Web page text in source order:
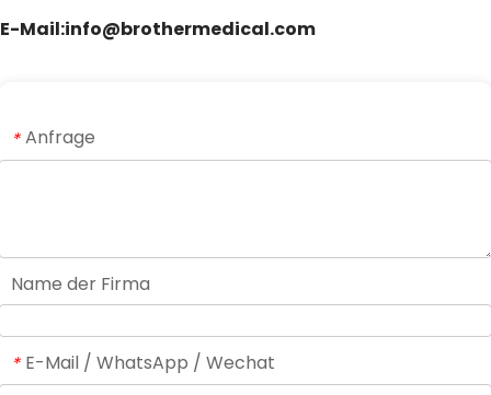
E-Mail:info@brothermedical.com
* Anfrage
Name der Firma
* E-Mail / WhatsApp / Wechat